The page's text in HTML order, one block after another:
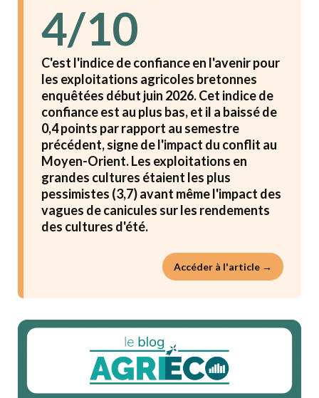
4/10
C'est l'indice de confiance en l'avenir pour
les exploitations agricoles bretonnes
enquêtées début juin 2026. Cet indice de
confiance est au plus bas, et il a baissé de
0,4 points par rapport au semestre
précédent, signe de l'impact du conflit au
Moyen-Orient. Les exploitations en
grandes cultures étaient les plus
pessimistes (3,7) avant même l'impact des
vagues de canicules sur les rendements
des cultures d'été.
Accéder à l'article →